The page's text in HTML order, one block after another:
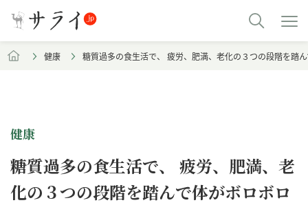
健康 糖質過多の食生活で、 疲労、肥満、老化の３つの段階を踏
健康
糖質過多の食生活で、 疲労、肥満、老
化の３つの段階を踏んで体がボロボロ